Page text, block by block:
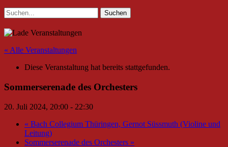
Suchen
Suchen
nach:
« Alle Veranstaltungen
Diese Veranstaltung hat bereits stattgefunden.
Sommerserenade des Orchesters
20. Juli 2024, 20:00 - 22:30
« Bach Collegium Thüringen, Gernot Süssmuth (Violine und
Leitung)
Sommerserenade des Orchesters »